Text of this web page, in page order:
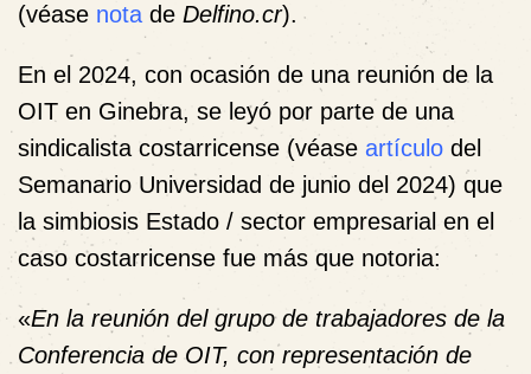
(véase nota de Delfino.cr).
En el 2024, con ocasión de una reunión de la
OIT en Ginebra, se leyó por parte de una
sindicalista costarricense (véase artículo del
Semanario Universidad de junio del 2024) que
la simbiosis Estado / sector empresarial en el
caso costarricense fue más que notoria:
«En la reunión del grupo de trabajadores de la
Conferencia de OIT, con representación de